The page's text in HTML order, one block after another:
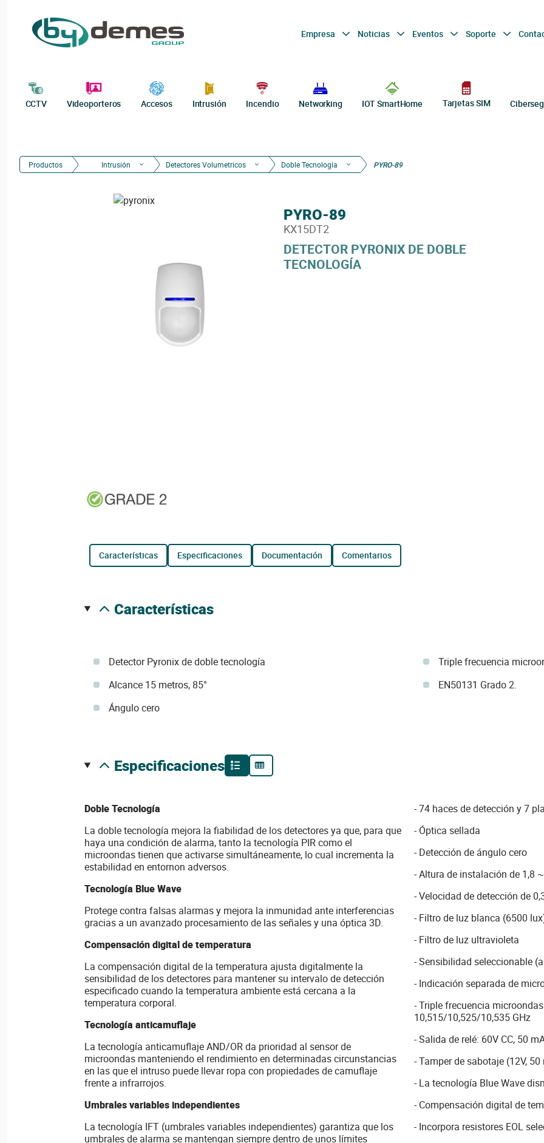
Empresa Noticias Eventos Soporte
CCTV Videoporteros Accesos Intrusión Incendio Networking IOT SmartHome Tarjetas SIM
Productos Intrusión Detectores Volumetricos Doble Tecnología PYRO-89
DETECTOR PYRONIX DE DOBLE
TECNOLOGÍA
PYRO-89
KX15DT2
características especificaciones documentación comentarios
características
Detector Pyronix de doble tecnología
Alcance 15 metros, 85°
Ángulo cero
Triple frecuencia
EN50131 Grado 2.
especificaciones
Doble Tecnología
La doble tecnología mejora la fiabilidad de los detectores ya que, para que
haya una condición de alarma, tanto la tecnología PIR como el
microondas tienen que activarse simultáneamente, lo cual incrementa la
estabilidad en entornon adversos.
Tecnología Blue Wave
Protege contra falsas alarmas y mejora la inmunidad ante interferencias
gracias a un avanzado procesamiento de las señales y una óptica 3D.
Compensación digital de temperatura
La compensación digital de la temperatura ajusta digitalmente la
sensibilidad de los detectores para mantener su intervalo de detección
especificado cuando la temperatura ambiente está cercana a la
temperatura corporal.
Tecnología anticamuflaje
La tecnología anticamuflaje AND/OR da prioridad al sensor de
microondas manteniendo el rendimiento en determinadas circunstancias
en las que el intruso puede llevar ropa con propiedades de camuflaje
frente a infrarrojos.
Umbrales variables independientes
La tecnología IFT (umbrales variables independientes) garantiza que los
umbrales de alarma se mantengan siempre dentro de unos límites
- 74 haces de detección y 7
- Óptica sellada
- Detección de ángulo cero
- Altura de instalación de 1,8
- Velocidad de detección de
- Filtro de luz blanca (6500
- Filtro de luz ultravioleta
- Sensibilidad seleccionable
- Indicación separada de
- Triple frecuencia
10,515/10,525/10,535 GHz
- Salida de relé: 60V CC, 50
- Tamper de sabotaje (12V, 50
- La tecnología Blue Wave
- Compensación digital de
- Incorpora resistores EOL